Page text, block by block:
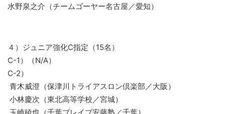
水野泉之介（チームゴーヤー名古屋／愛知）
４）ジュニア強化C指定（15名）
C-1）（N/A）
C-2）
青木威澄（保津川トライアスロン倶楽部／大阪）
小林慶次（東北高等学校／宮城）